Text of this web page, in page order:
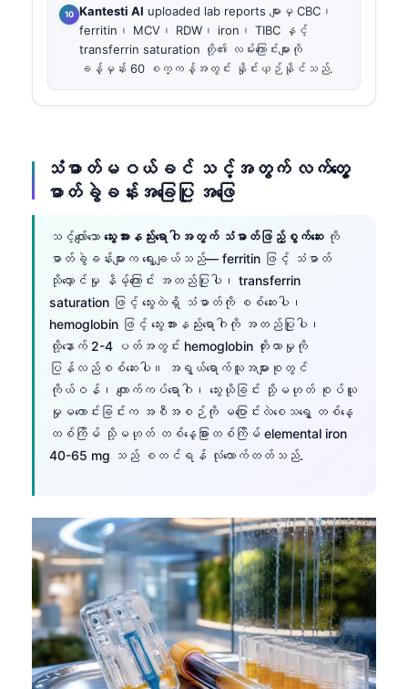
Kantesti AI uploaded lab reports များမှ CBC၊
ferritin၊ MCV၊ RDW၊ iron၊ TIBC နှင့်
transferrin saturation တို့၏ လမ်းကြောင်းများကို
ခန့်မှန်း 60 စက္ကန့်အတွင်း နှိုင်းယှဉ်နိုင်သည်.
သံဓာတ်မဝယ်ခင် သင့်အတွက် လက်တွေ့
ဓာတ်ခွဲခန်းအခြေပြု အဖြေ
သင့်လျော်သော သွေးအားနည်းရောဂါအတွက် သံဓာတ်ဖြည့်စွက်ဆေးကို
ဓာတ်ခွဲခန်းများက ရွေးချယ်သည်— ferritin ဖြင့် သံဓာတ်
သိုလှောင်မှု နိမ့်ကြောင်း အတည်ပြုပါ၊ transferrin
saturation ဖြင့် သွေးထဲရှိ သံဓာတ်ကို စစ်ဆေးပါ၊
hemoglobin ဖြင့် သွေးအားနည်းရောဂါကို အတည်ပြုပါ၊
ထို့နောက် 2-4 ပတ်အတွင်း hemoglobin တိုးလာမှုကို
ပြန်လည်စစ်ဆေးပါ။ အရွယ်ရောက်သူအများစုတွင်
ကိုယ်ဝန်၊ ကျောက်ကပ်ရောဂါ၊ သွေးယိုခြင်း သို့မဟုတ် စုပ်ယူ
မှုမကောင်းခြင်းက အစီအစဉ်ကို မပြောင်းလဲစေသရွေ့ တစ်နေ့
တစ်ကြိမ် သို့မဟုတ် တစ်နေ့ခြားတစ်ကြိမ် elemental iron
40-65 mg သည် စတင်ရန် လုံလောက်တတ်သည်.